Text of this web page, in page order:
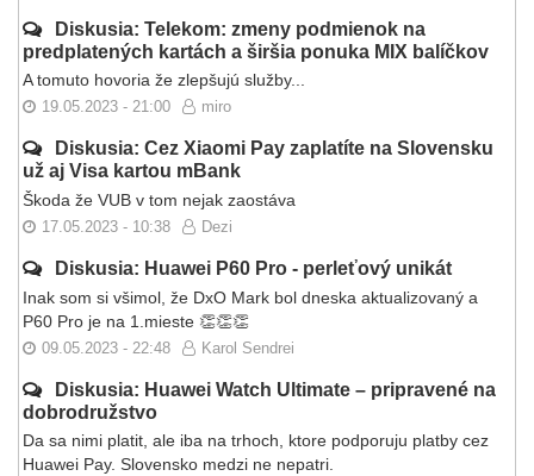
Diskusia: Telekom: zmeny podmienok na
predplatených kartách a širšia ponuka MIX balíčkov
A tomuto hovoria že zlepšujú služby...
19.05.2023 - 21:00 miro
Diskusia: Cez Xiaomi Pay zaplatíte na Slovensku
už aj Visa kartou mBank
Škoda že VUB v tom nejak zaostáva
17.05.2023 - 10:38 Dezi
Diskusia: Huawei P60 Pro - perleťový unikát
Inak som si všimol, že DxO Mark bol dneska aktualizovaný a
P60 Pro je na 1.mieste 👏👏👏
09.05.2023 - 22:48 Karol Sendrei
Diskusia: Huawei Watch Ultimate – pripravené na
dobrodružstvo
Da sa nimi platit, ale iba na trhoch, ktore podporuju platby cez
Huawei Pay. Slovensko medzi ne nepatri.